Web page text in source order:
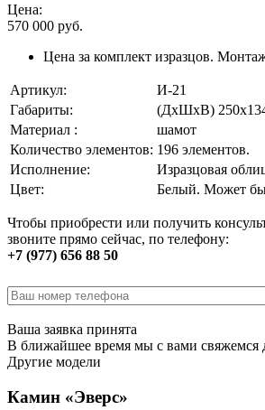
Цена:
570 000 руб.
Цена за комплект изразцов.
Артикул:
И-21
Габариты:
(ДхШхВ)
Материал :
шамот
Количество элементов: 196 элементов.
Исполнение:
Изразцовая
Цвет:
Белый. Может
Чтобы приобрести или получить
звоните прямо сейчас, по телефону:
+7 (977) 656 88 50
Ваша заявка принята
В ближайшее время мы с вами свяжемся
Другие модели
Камин «Эверс»